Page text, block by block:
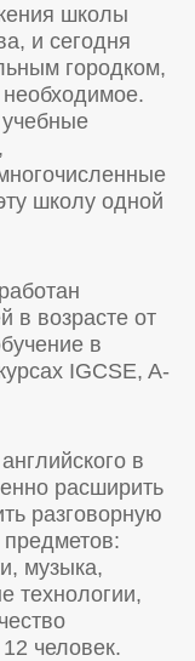
школы
и сегодня
городком,
необходимое.
школу одной
в возрасте от
в
IGCSE, A-
в
расширить
разговорную
предметов:
музыка,
технологии,
человек.